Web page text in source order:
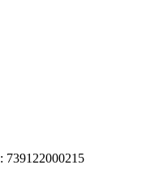
: 739122000215